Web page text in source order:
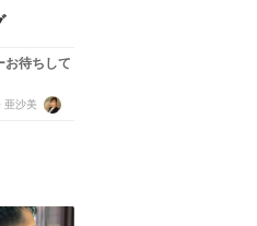
お待ちして
亜沙美